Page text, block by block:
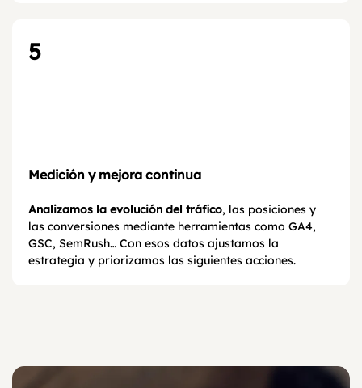
5
Medición y mejora continua
Analizamos la evolución del tráfico, las posiciones y
las conversiones mediante herramientas como GA4,
GSC, SemRush… Con esos datos ajustamos la
estrategia y priorizamos las siguientes acciones.